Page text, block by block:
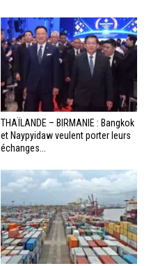
THAÏLANDE – BIRMANIE : Bangkok
et Naypyidaw veulent porter leurs
échanges...